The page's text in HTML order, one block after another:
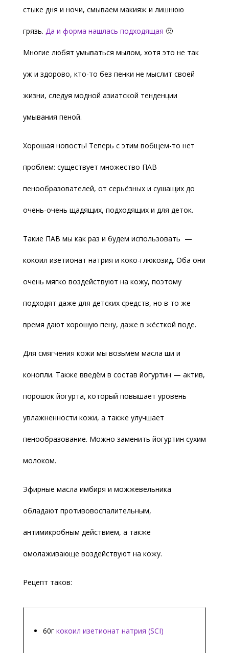
стыке дня и ночи, смываем макияж и лишнюю
грязь. Да и форма нашлась подходящая 🙂
Многие любят умываться мылом, хотя это не так
уж и здорово, кто-то без пенки не мыслит своей
жизни, следуя модной азиатской тенденции
умывания пеной.
Хорошая новость! Теперь с этим вобщем-то нет
проблем: существует множество ПАВ
пенообразователей, от серьёзных и сушащих до
очень-очень щадящих, подходящих и для деток.
Такие ПАВ мы как раз и будем использовать —
кокоил изетионат натрия и коко-глюкозид. Оба они
очень мягко воздействуют на кожу, поэтому
подходят даже для детских средств, но в то же
время дают хорошую пену, даже в жёсткой воде.
Для смягчения кожи мы возьмём масла ши и
конопли. Также введём в состав йогуртин — актив,
порошок йогурта, который повышает уровень
увлажненности кожи, а также улучшает
пенообразование. Можно заменить йогуртин сухим
молоком.
Эфирные масла имбиря и можжевельника
обладают противовоспалительным,
антимикробным действием, а также
омолаживающе воздействуют на кожу.
Рецепт таков:
60г кокоил изетионат натрия (SCI)